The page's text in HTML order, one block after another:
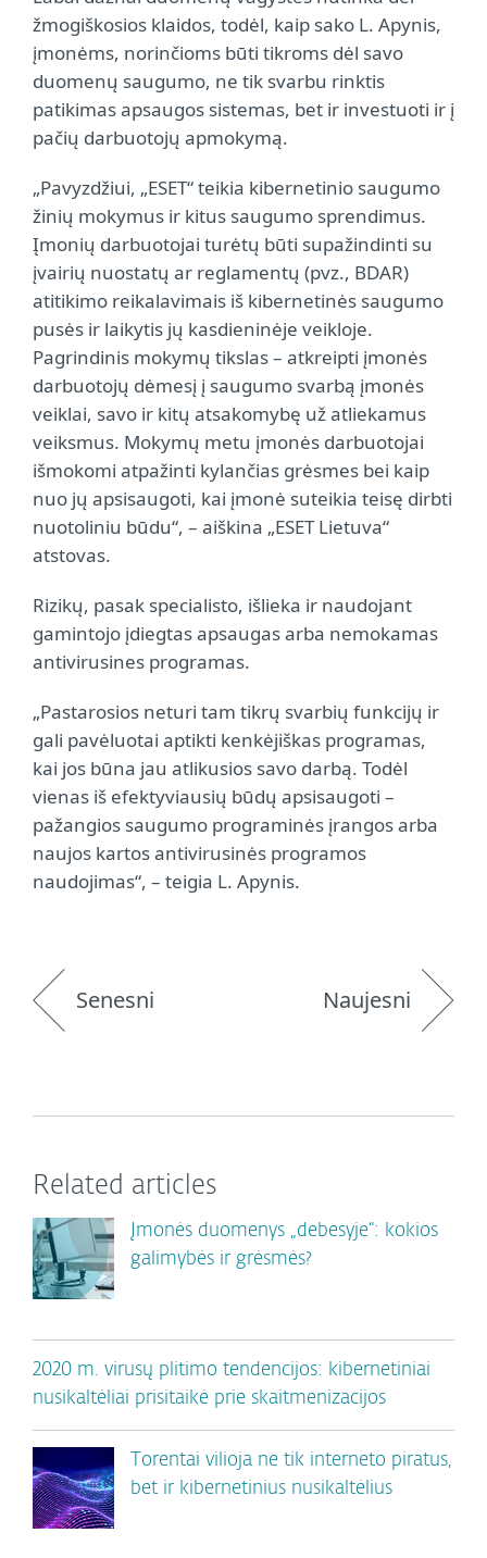
žmogiškosios klaidos, todėl, kaip sako L. Apynis,
įmonėms, norinčioms būti tikroms dėl savo
duomenų saugumo, ne tik svarbu rinktis
patikimas apsaugos sistemas, bet ir investuoti ir į
pačių darbuotojų apmokymą.
„Pavyzdžiui, „ESET“ teikia kibernetinio saugumo
žinių mokymus ir kitus saugumo sprendimus.
Įmonių darbuotojai turėtų būti supažindinti su
įvairių nuostatų ar reglamentų (pvz., BDAR)
atitikimo reikalavimais iš kibernetinės saugumo
pusės ir laikytis jų kasdieninėje veikloje.
Pagrindinis mokymų tikslas – atkreipti įmonės
darbuotojų dėmesį į saugumo svarbą įmonės
veiklai, savo ir kitų atsakomybę už atliekamus
veiksmus. Mokymų metu įmonės darbuotojai
išmokomi atpažinti kylančias grėsmes bei kaip
nuo jų apsisaugoti, kai įmonė suteikia teisę dirbti
nuotoliniu būdu“, – aiškina „ESET Lietuva“
atstovas.
Rizikų, pasak specialisto, išlieka ir naudojant
gamintojo įdiegtas apsaugas arba nemokamas
antivirusines programas.
„Pastarosios neturi tam tikrų svarbių funkcijų ir
gali pavėluotai aptikti kenkėjiškas programas,
kai jos būna jau atlikusios savo darbą. Todėl
vienas iš efektyviausių būdų apsisaugoti –
pažangios saugumo programinės įrangos arba
naujos kartos antivirusinės programos
naudojimas“, – teigia L. Apynis.
Senesni Naujesni
Related articles
Įmonės duomenys „debesyje“: kokios
galimybės ir grėsmės?
2020 m. virusų plitimo tendencijos: kibernetiniai
nusikaltėliai prisitaikė prie skaitmenizacijos
Torentai vilioja ne tik interneto piratus,
bet ir kibernetinius nusikaltėlius